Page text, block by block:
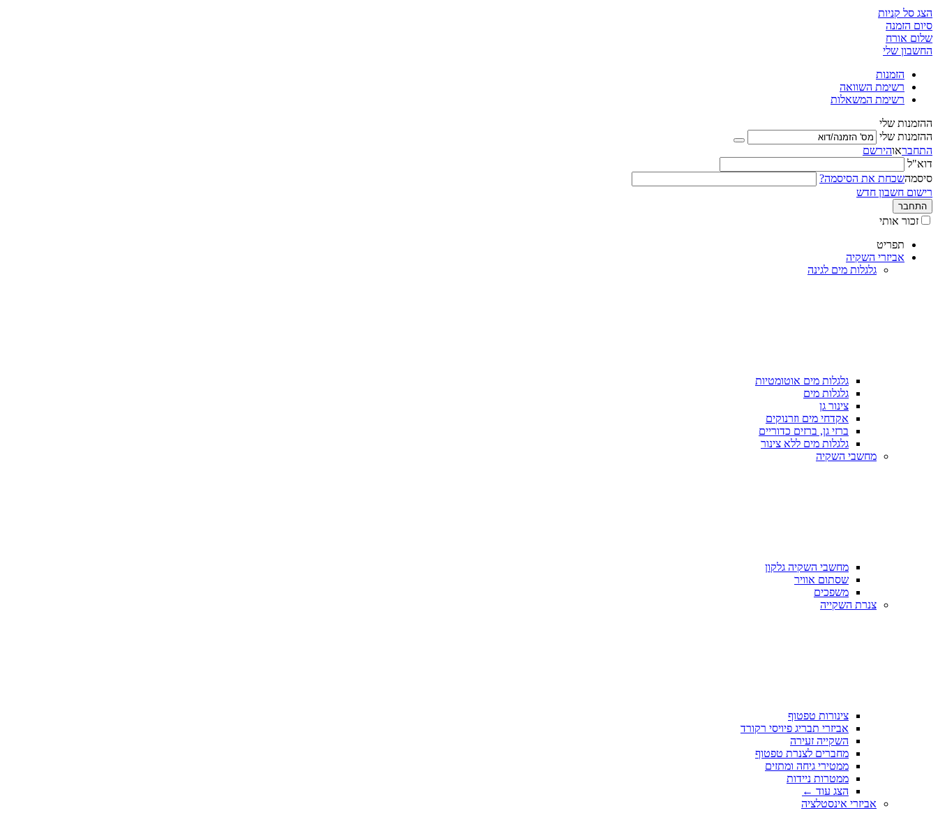
הצג סל קניות
סיום הזמנה
שלום אורח
החשבון שלי
הזמנות
רשימת השוואה
רשימת המשאלות
ההזמנות שלי
ההזמנות שלי
התחבראוהירשם
דוא"ל
סיסמהשכחת את הסיסמה?
רישום חשבון חדש
התחבר
זכור אותי
תפריט
אביזרי השקיה
גלגלות מים לגינה
גלגלות מים אוטומטיות
גלגלות מים
צינור גן
אקדחי מים וזרנוקים
ברזי גן, ברזים כדוריים
גלגלות מים ללא צינור
מחשבי השקיה
מחשבי השקיה גלקון
שסתום אוויר
משפכים
צנרת השקייה
צינורות טפטוף
אביזרי תבריג פיויסי רקורד
השקייה זעירה
מחברים לצנרת טפטוף
ממטירי גיחה ומתזים
ממטרות ניידות
הצג עוד ←
אביזרי אינסטלציה